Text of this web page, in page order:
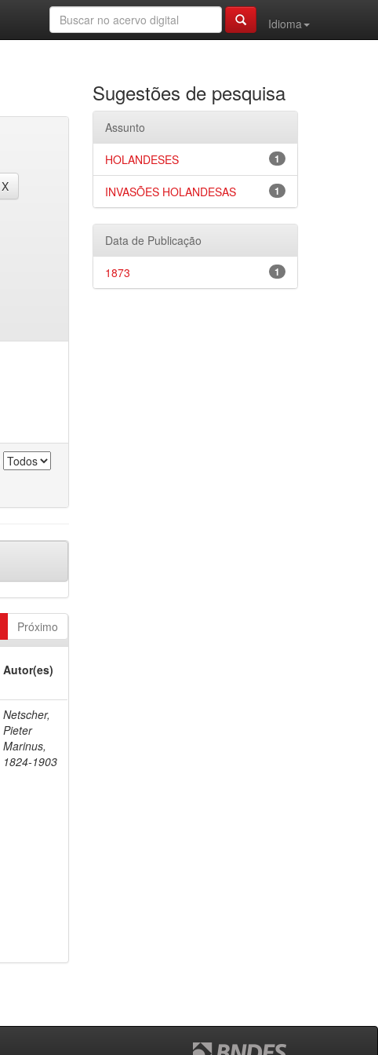
Idioma
Próximo
Autor(es)
Netscher,
Pieter
Marinus,
1824-1903
Sugestões de pesquisa
Assunto
1
HOLANDESES
1
INVASÕES HOLANDESAS
Data de Publicação
1
1873